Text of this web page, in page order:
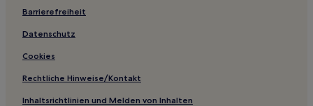
Villen in Saunders Beach
Hotel-Resorts in Saunders Beach
Ferienwohnungen in Saunders Beach
Ferienwohnungen in Nassau
Villen in Nassau
Barrierefreiheit
Datenschutz
Cookies
Rechtliche Hinweise/Kontakt
Inhaltsrichtlinien und Melden von Inhalten